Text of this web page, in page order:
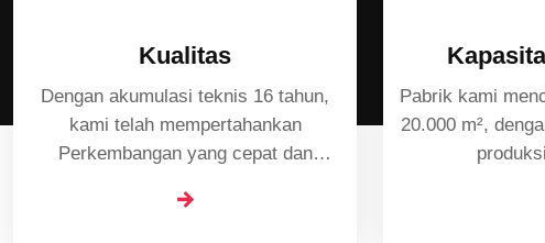
Kualitas
Dengan akumulasi teknis 16 tahun,
kami telah mempertahankan
Perkembangan yang cepat dan
Pabrik kami
20.000 m², dengan